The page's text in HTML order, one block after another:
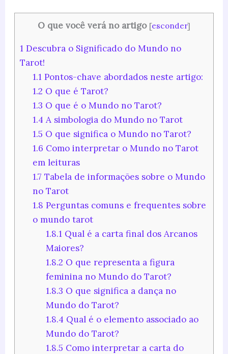
O que você verá no artigo [esconder]
1Descubra o Significado do Mundo no
Tarot!
1.1 Pontos-chave abordados neste artigo:
1.2 O que é Tarot?
1.3 O que é o Mundo no Tarot?
1.4 A simbologia do Mundo no Tarot
1.5 O que significa o Mundo no Tarot?
1.6 Como interpretar o Mundo no Tarot
em leituras
1.7 Tabela de informações sobre o Mundo
no Tarot
1.8 Perguntas comuns e frequentes sobre
o mundo tarot
1.8.1 Qual é a carta final dos Arcanos
Maiores?
1.8.2 O que representa a figura
feminina no Mundo do Tarot?
1.8.3 O que significa a dança no
Mundo do Tarot?
1.8.4 Qual é o elemento associado ao
Mundo do Tarot?
1.8.5 Como interpretar a carta do